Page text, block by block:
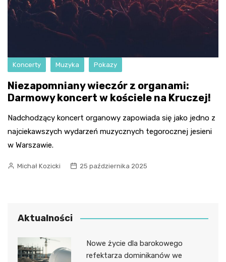
Koncerty Muzyka Pokazy
Niezapomniany wieczór z organami:
Darmowy koncert w kościele na Kruczej!
Nadchodzący koncert organowy zapowiada się jako jedno z
najciekawszych wydarzeń muzycznych tegorocznej jesieni
w Warszawie.
Michał Kozicki 25 października 2025
Aktualności
Nowe życie dla barokowego
refektarza dominikanów we